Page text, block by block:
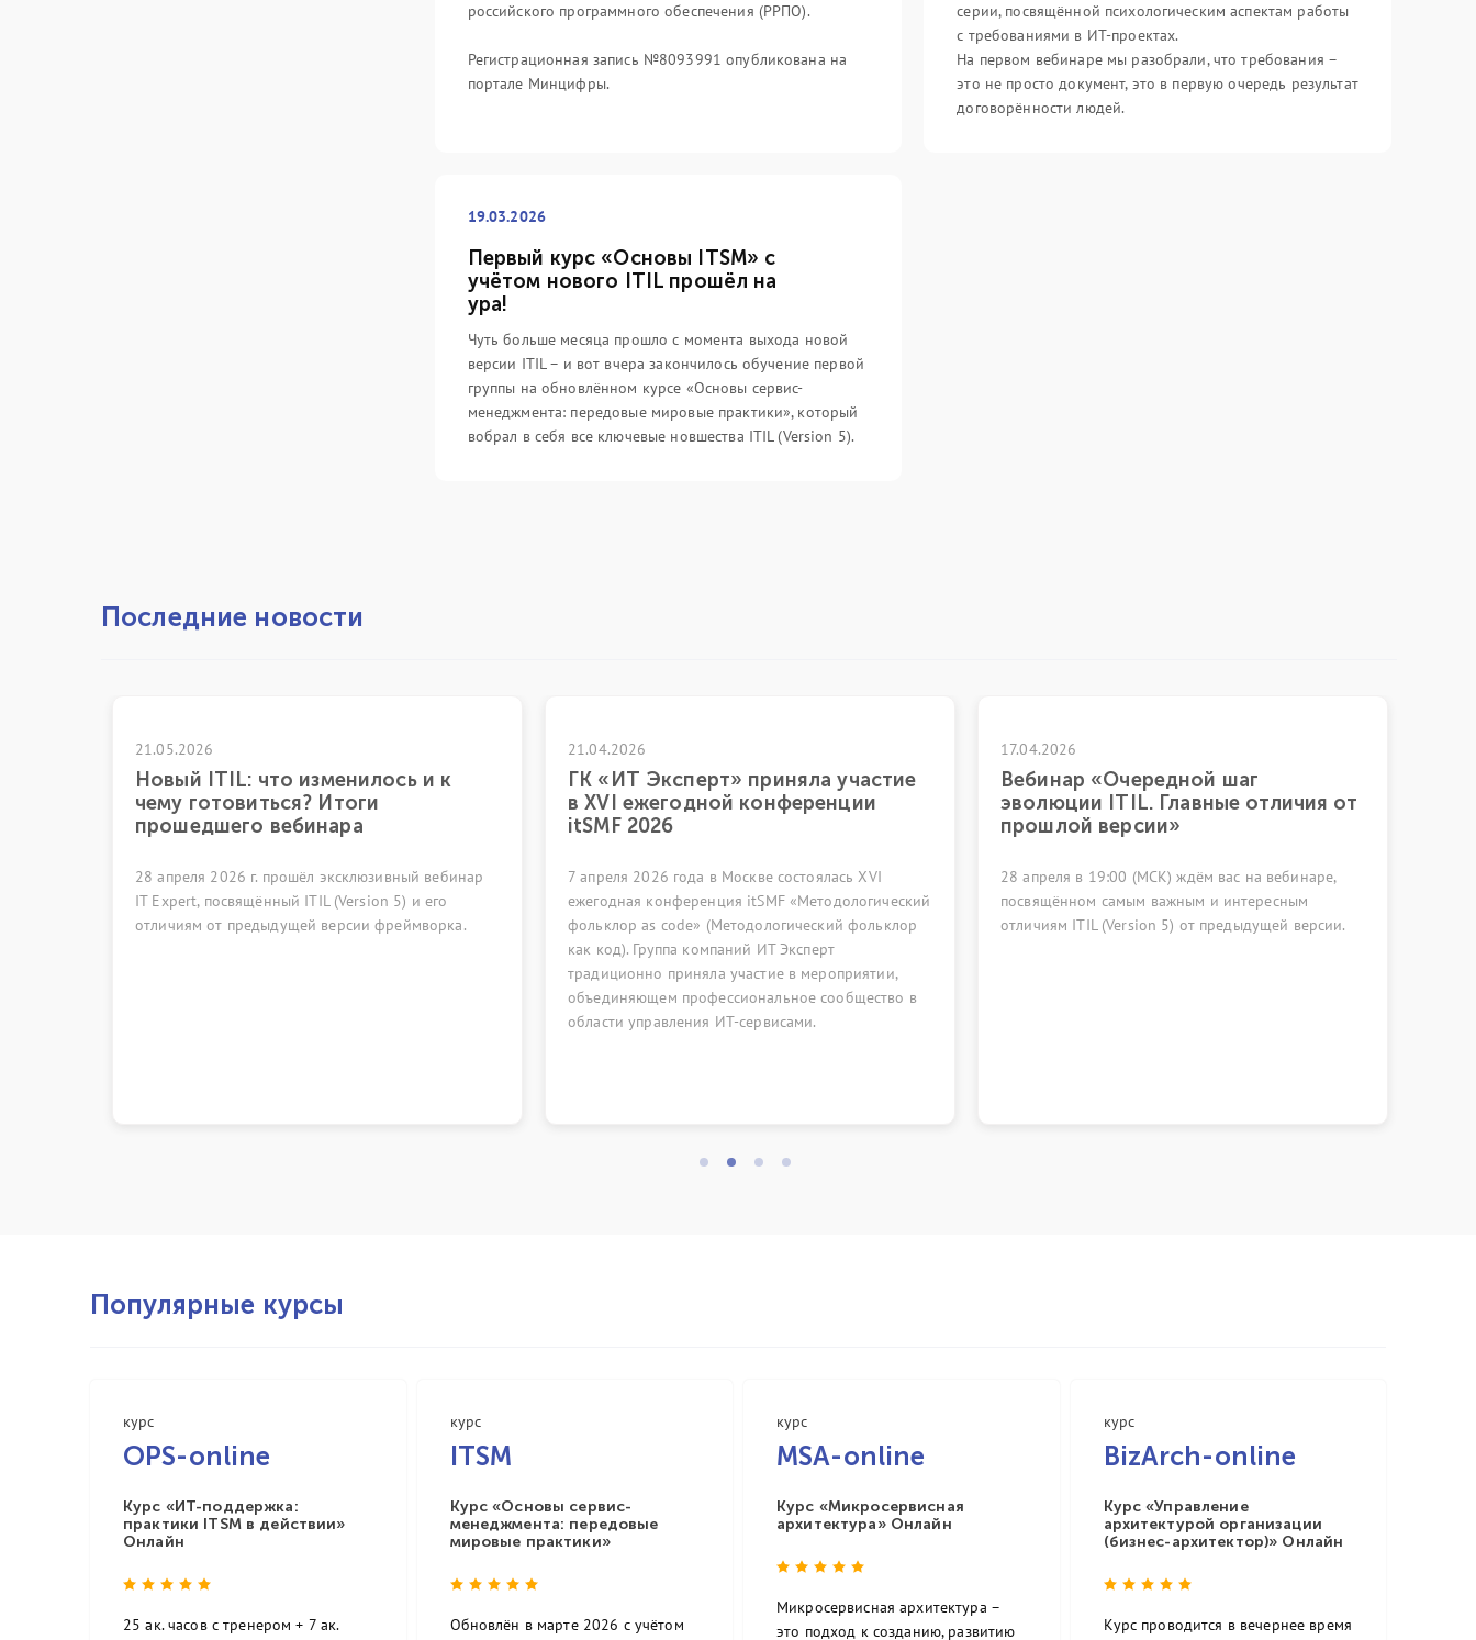
российского программного обеспечения (РРПО).
Регистрационная запись №8093991 опубликована на
портале Минцифры.
серии, посвящённой психологическим аспектам работы
с требованиями в ИТ-проектах.
На первом вебинаре мы разобрали, что требования –
это не просто документ, это в первую очередь результат
договорённости людей.
19.03.2026
Первый курс «Основы ITSM» с
учётом нового ITIL прошёл на
ура!
Чуть больше месяца прошло с момента выхода новой
версии ITIL – и вот вчера закончилось обучение первой
группы на обновлённом курсе «Основы сервис-
менеджмента: передовые мировые практики», который
вобрал в себя все ключевые новшества ITIL (Version 5).
Последние новости
Новый ITIL: что изменилось и к
чему готовиться? Итоги
прошедшего вебинара
28 апреля 2026 г. прошёл эксклюзивный вебинар
IT Expert, посвящённый ITIL (Version 5) и его
отличиям от предыдущей версии фреймворка.
ГК «ИТ Эксперт» приняла участие
в XVI ежегодной конференции
7 апреля 2026 года в Москве состоялась XVI
ежегодная конференция itSMF «Методологический
фольклор as code» (Методологический фольклор
как код). Группа компаний ИТ Эксперт
традиционно приняла участие в мероприятии,
объединяющем профессиональное сообщество в
области управления ИТ-сервисами.
Вебинар «Очередной шаг
эволюции ITIL. Главные отличия от
прошлой версии»
28 апреля в 19:00 (МСК) ждём вас на вебинаре,
посвящённом самым важным и интересным
отличиям ITIL (Version 5) от предыдущей версии.
к прозрачности
ВЭБ РФ состоялась
области управления
собрались, чтобы
Популярные курсы
курс
OPS-online
Курс «ИТ-поддержка:
практики ITSM в действии»
Онлайн
25 ак. часов с тренером + 7 ак.
курс
ITSM
Курс «Основы сервис-
менеджмента: передовые
мировые практики»
Обновлён в марте 2026 с учётом
курс
MSA-online
Курс «Микросервисная
архитектура» Онлайн
Микросервисная архитектура –
это подход к созданию, развитию
курс
BizArch-online
Курс «Управление
архитектурой организации
(бизнес-архитектор)» Онлайн
Курс проводится в вечернее время